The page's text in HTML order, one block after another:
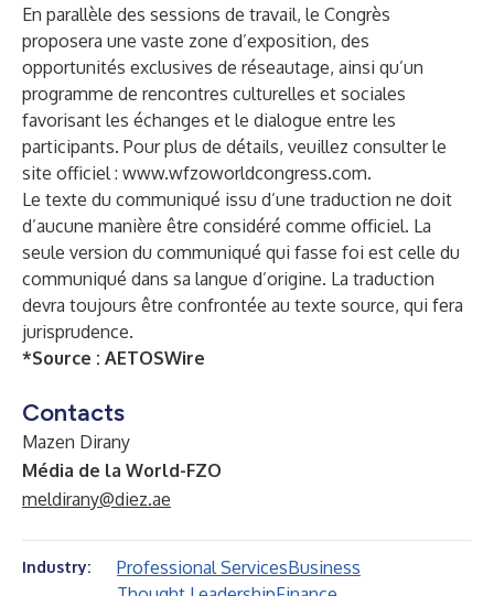
En parallèle des sessions de travail, le Congrès
proposera une vaste zone d’exposition, des
opportunités exclusives de réseautage, ainsi qu’un
programme de rencontres culturelles et sociales
favorisant les échanges et le dialogue entre les
participants. Pour plus de détails, veuillez consulter le
site officiel : www.wfzoworldcongress.com.
Le texte du communiqué issu d’une traduction ne doit
d’aucune manière être considéré comme officiel. La
seule version du communiqué qui fasse foi est celle du
communiqué dans sa langue d’origine. La traduction
devra toujours être confrontée au texte source, qui fera
jurisprudence.
*Source : AETOSWire
Contacts
Mazen Dirany
Média de la World-FZO
meldirany@diez.ae
Industry: Professional ServicesBusiness